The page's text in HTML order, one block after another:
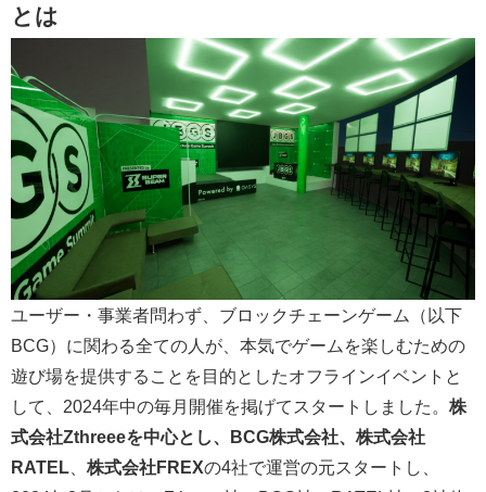
とは
ユーザー・事業者問わず、ブロックチェーンゲーム（以下
BCG）に関わる全ての人が、本気でゲームを楽しむための
遊び場を提供することを目的としたオフラインイベントと
して、2024年中の毎月開催を掲げてスタートしました。 株
式会社Zthreeeを中心とし、 BCG株式会社、株式会社
RATEL
株式会社FREXの4社で運営の元スタートし、